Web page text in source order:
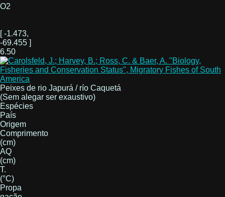
O2
[ -1.473,
-69.455 ]
6.50
Peixes de rio Japurá / río Caquetá
(Sem alegar ser exaustivo)
Espécies
País
Origem
Comprimento
(cm)
AQ
(cm)
T.
(°C)
Propa